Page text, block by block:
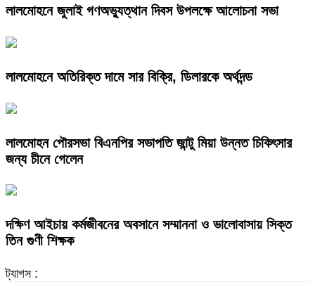
লালমোহনে জুলাই গণঅভ্যুত্থান দিবস উপলক্ষে আলোচনা সভা
লালমোহনে অতিরিক্ত দামে সার বিক্রি, ডিলারকে অর্থদন্ড
লালমোহন পৌরসভা বিএনপির সভাপতি জান্টু মিয়া উন্নত চিকিৎসার
জন্য চীনে গেলেন
দক্ষিণ আইচায় কর্মজীবনের অবসানে সম্মাননা ও ভালোবাসায় সিক্ত
তিন গুণী শিক্ষক
ট্যাগস :